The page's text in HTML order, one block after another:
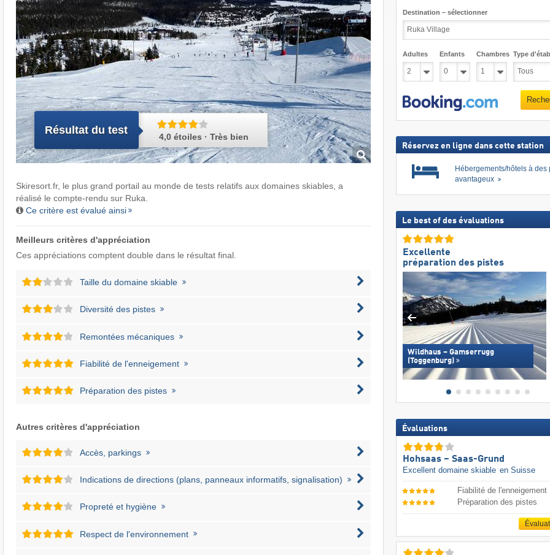
Résultat du test
4,0 étoiles · Très bien
Skiresort.fr, le plus grand portail au monde de tests relatifs aux domaines skiables, a
réalisé le compte-rendu sur Ruka.
Ce critère est évalué ainsi
Meilleurs critères d'appréciation
Ces appréciations comptent double dans le résultat final.
Taille du domaine skiable
Diversité des pistes
Remontées mécaniques
Fiabilité de l'enneigement
Préparation des pistes
Autres critères d'appréciation
Accès, parkings
Indications de directions (plans, panneaux informatifs, signalisation)
Propreté et hygiène
Respect de l'environnement
Destination – sélectionner
Adultes Enfants Chambres Type
Réservez en ligne dans cette station
Hébergements/hôtels à des
avantageux
Le best of des évaluations
Excellente
préparation des pistes
Wildhaus – Gamserrugg
(Toggenburg)
Évaluations
Hohsaas – Saas-Grund
Excellent domaine skiable en Suisse
Fiabilité de l'enneigement
Préparation des pistes